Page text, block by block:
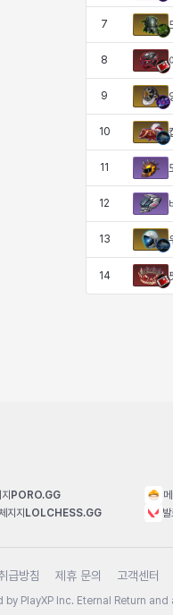
7
8
9
10
11
12
13
14
PORO.GG
지지LOLCHESS.GG
급방침 제휴 문의 고객센터
PlayXP Inc. Eternal Return